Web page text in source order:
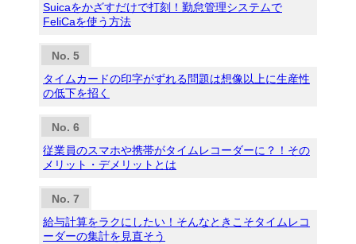
Suicaをかざすだけで打刻！勤怠管理システムで
FeliCaを使う方法
タイムカードの印字がずれる問題は想像以上に生産性
の低下を招く
従業員のスマホや携帯がタイムレコーダーに？！その
メリット・デメリットとは
給与計算をラクにしたい！そんなときこそタイムレコ
ーダーの集計を見直そう